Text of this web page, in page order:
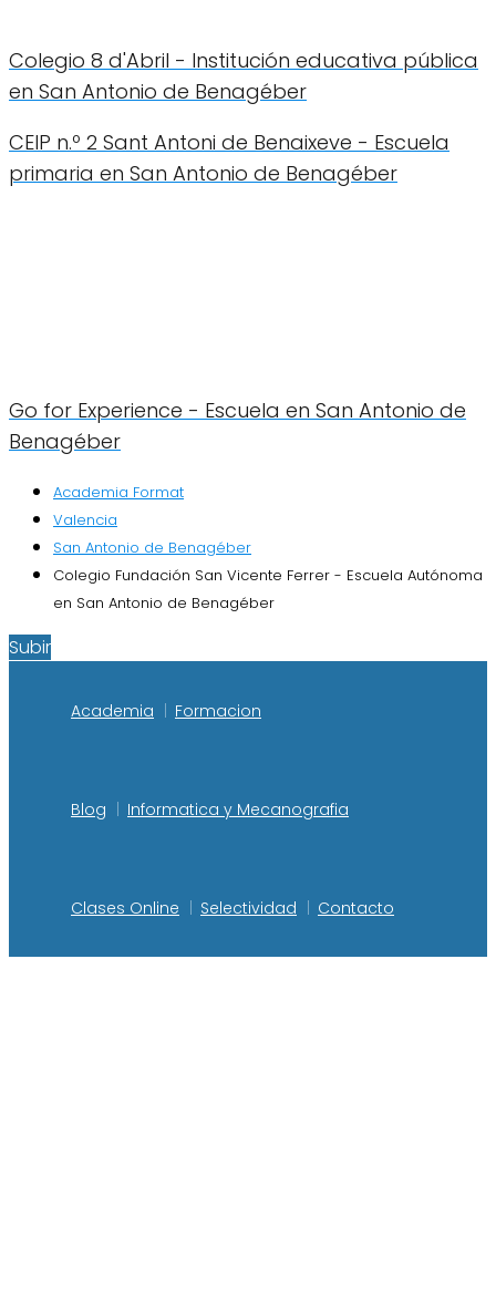
Colegio 8 d'Abril - Institución educativa pública
en San Antonio de Benagéber
CEIP n.º 2 Sant Antoni de Benaixeve - Escuela
primaria en San Antonio de Benagéber
Go for Experience - Escuela en San Antonio de
Benagéber
Academia Format
Valencia
San Antonio de Benagéber
Colegio Fundación San Vicente Ferrer - Escuela Autónoma
en San Antonio de Benagéber
Subir
Academia Formacion
Blog Informatica y Mecanografia
Clases Online Selectividad Contacto